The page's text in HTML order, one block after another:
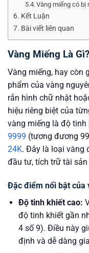
Vàng miếng có bị
Kết Luận
Bài viết liên quan
Vàng Miếng Là
Vàng miếng, hay còn
phẩm của vàng
rắn hình chữ nhật
hiệu riêng biệt của
vàng miếng là độ
9999 (tương đương
24K. Đây là loại vàng
đầu tư, tích trữ tài
Đặc điểm nổi bật của
Độ tinh khiết cao:
độ tinh khiết gần
4 số 9). Điều này
định và dễ dàng